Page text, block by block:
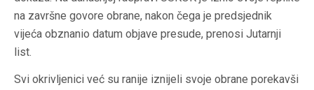
na završne govore obrane, nakon čega je predsjednik
vijeća obznanio datum objave presude, prenosi Jutarnji
list.
Svi okrivljenici već su ranije iznijeli svoje obrane porekavši